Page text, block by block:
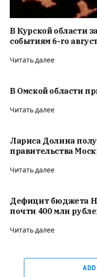
В Курской области
событиям 6-го
Читать далее
В Омской области
Читать далее
Лариса Долина
правительства
Читать далее
Дефицит бюджета
почти 400 млн
Читать далее